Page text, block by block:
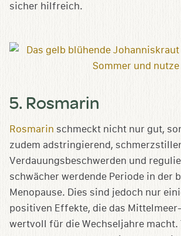
sicher hilfreich.
5. Rosmarin
Rosmarin schmeckt nicht nur gut,
zudem adstringierend,
Verdauungsbeschwerden und
schwächer werdende Periode in der
Menopause. Dies sind jedoch nur
positiven Effekte, die das
wertvoll für die Wechseljahre macht.